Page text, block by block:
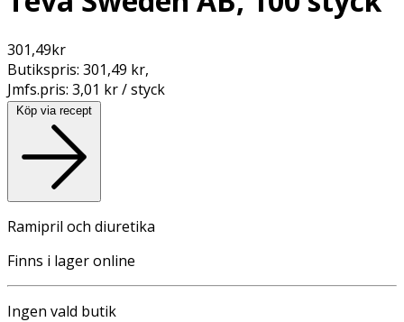
301,49kr
Butikspris: 301,49 kr,
Jmfs.pris: 3,01 kr / styck
Köp via recept
Ramipril och diuretika
Finns i lager online
Ingen vald butik